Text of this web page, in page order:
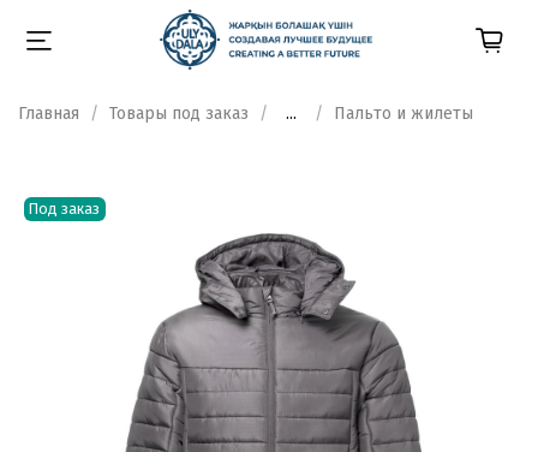
Главная Товары под заказ ... Пальто и жилеты
Под заказ